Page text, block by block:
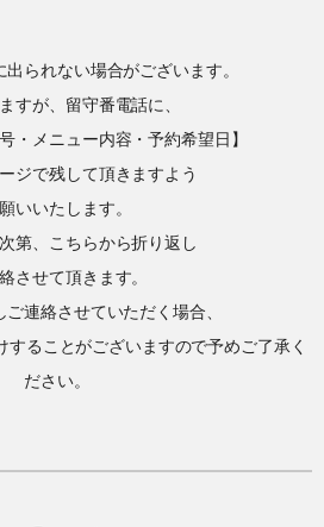
られない場合がございます。
すが、留守番電話に、
・メニュー内容・予約希望日】
ジで残して頂きますよう
いいたします。
第、こちらから折り返し
させて頂きます。
ご連絡させていただく場合、
することがございますので予めご了承く
ださい。